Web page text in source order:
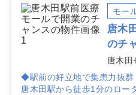
モー
唐木
のチ
唐木田
◆駅前の好立地で集患力抜群
唐木田駅から徒歩1分のロー